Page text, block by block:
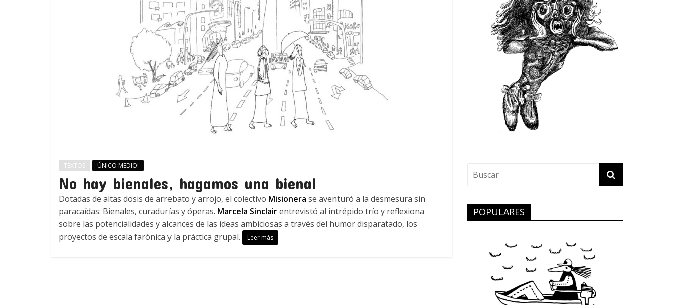
TEXTOS ÚNICO MEDIO!
No hay bienales, hagamos una bienal
Dotadas de altas dosis de arrebato y arrojo, el colectivo Misionera se aventuró a la desmesura sin
paracaídas: Bienales, curadurías y óperas. Marcela Sinclairentrevistó al intrépido trío y reflexiona
sobre las potencialidades y alcances de las ideas ambiciosas a través del humor disparatado, los
proyectos de escala farónica y la práctica grupal.
Leer más
POPULARES